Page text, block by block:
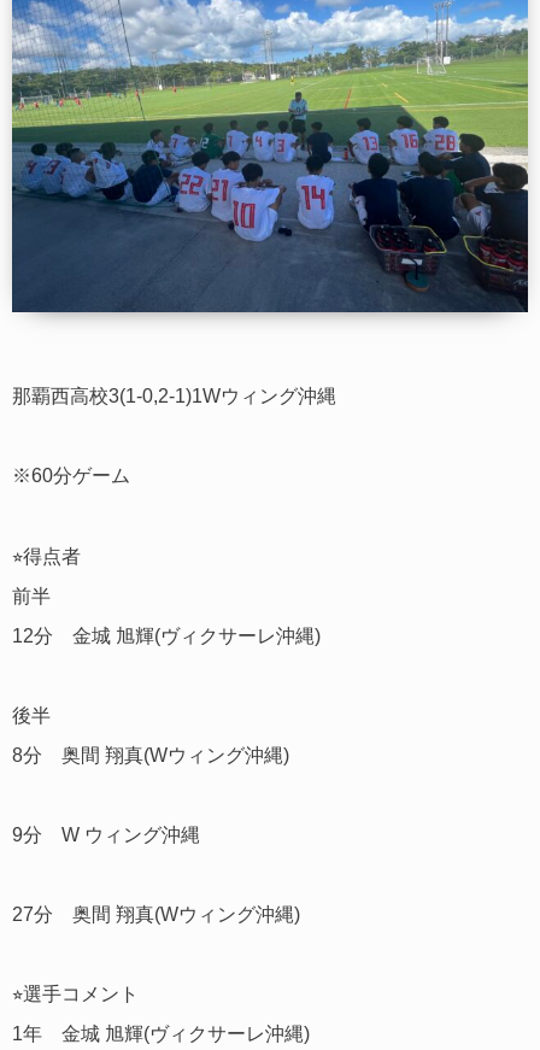
那覇西高校3(1-0,2-1)1Wウィング沖縄
※60分ゲーム
⭐︎得点者
前半
12分 金城 旭輝(ヴィクサーレ沖縄)
後半
8分 奥間 翔真(Wウィング沖縄)
9分 W ウィング沖縄
27分 奥間 翔真(Wウィング沖縄)
⭐︎選手コメント
1年 金城 旭輝(ヴィクサーレ沖縄)